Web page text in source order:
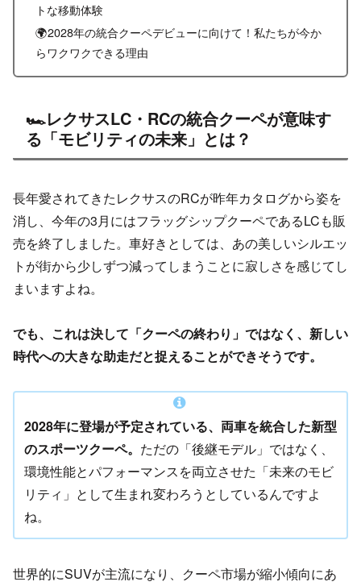
トな移動体験
🌍2028年の統合クーペデビューに向けて！私たちが今か
らワクワクできる理由
🏎️レクサスLC・RCの統合クーペが意味す
る「モビリティの未来」とは？
長年愛されてきたレクサスのRCが昨年カタログから姿を
消し、今年の3月にはフラッグシップクーペであるLCも販
売を終了しました。車好きとしては、あの美しいシルエッ
トが街から少しずつ減ってしまうことに寂しさを感じてし
まいますよね。
でも、これは決して「クーペの終わり」ではなく、新しい
時代への大きな助走だと捉えることができそうです。
2028年に登場が予定されている、両車を統合した新型
のスポーツクーペ。 ただの「後継モデル」ではなく、
環境性能とパフォーマンスを両立させた「未来のモビ
リティ」として生まれ変わろうとしているんですよ
ね。
世界的にSUVが主流になり、クーペ市場が縮小傾向にあ